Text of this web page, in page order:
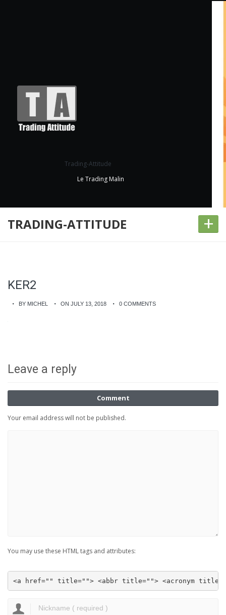
Trading-Attitude
Le Trading Malin
TRADING-ATTITUDE +
KER2
BY MICHEL ON JULY 13, 2018 0 COMMENTS
Leave a reply
Comment
Your email address will not be published.
You may use these HTML tags and attributes:
<a href="" title=""> <abbr title=""> <acronym